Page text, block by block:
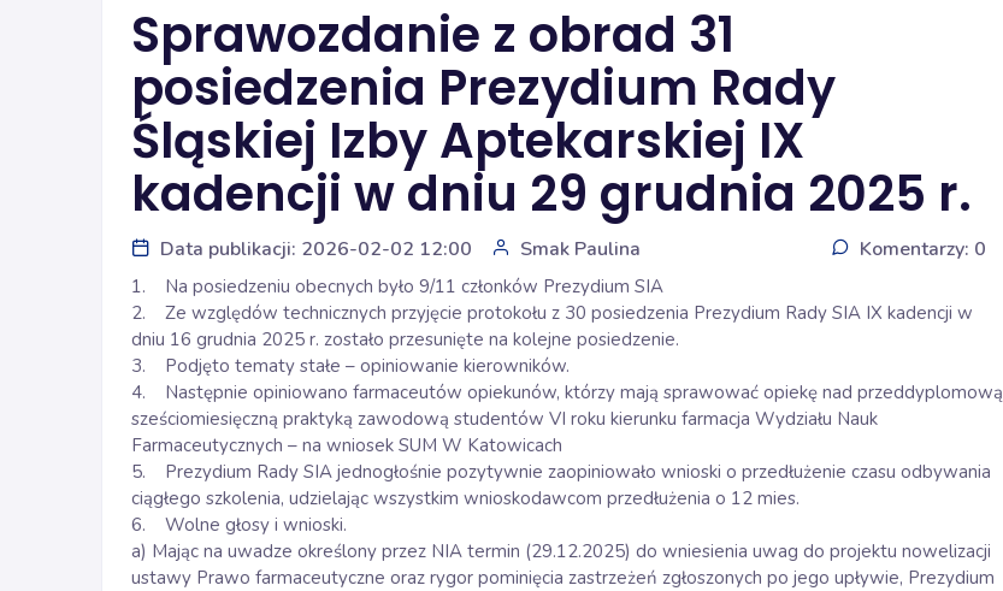
Sprawozdanie z obrad 31
posiedzenia Prezydium Rady
Śląskiej Izby Aptekarskiej IX
kadencji w dniu 29 grudnia 2025 r.
Data publikacji: 2026-02-02 12:00 Smak Paulina Komentarzy: 0
1. Na posiedzeniu obecnych było 9/11 członków Prezydium SIA
2. Ze względów technicznych przyjęcie protokołu z 30 posiedzenia Prezydium Rady SIA IX kadencji w
dniu 16 grudnia 2025 r. zostało przesunięte na kolejne posiedzenie.
3. Podjęto tematy stałe – opiniowanie kierowników.
4. Następnie opiniowano farmaceutów opiekunów, którzy mają sprawować opiekę nad przeddyplomową
sześciomiesięczną praktyką zawodową studentów VI roku kierunku farmacja Wydziału Nauk
Farmaceutycznych – na wniosek SUM W Katowicach
5. Prezydium Rady SIA jednogłośnie pozytywnie zaopiniowało wnioski o przedłużenie czasu odbywania
ciągłego szkolenia, udzielając wszystkim wnioskodawcom przedłużenia o 12 mies.
6. Wolne głosy i wnioski.
a) Mając na uwadze określony przez NIA termin (29.12.2025) do wniesienia uwag do projektu nowelizacji
ustawy Prawo farmaceutyczne oraz rygor pominięcia zastrzeżeń zgłoszonych po jego upływie, Prezydium